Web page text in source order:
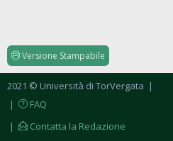
Versione Stampabile
2021 © Università di TorVergata
|
FAQ
|
Contatta la Redazione
|